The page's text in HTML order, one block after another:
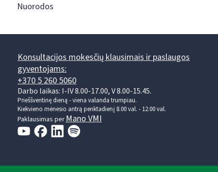
Nuorodos
Konsultacijos mokesčių klausimais ir paslaugos
gyventojams:
+370 5 260 5060
Darbo laikas: I-IV 8.00-17.00, V 8.00-15.45.
Prieššventinę dieną - viena valanda trumpiau.
Kiekvieno mėnesio antrą penktadienį 8.00 val. - 12.00 val.
Paklausimas perMano VMI